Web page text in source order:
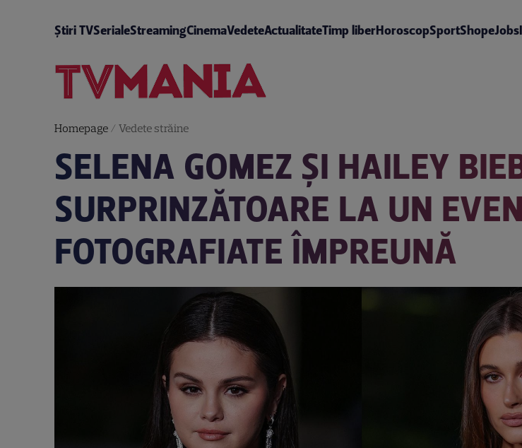
Știri TVSerialeStreamingCinemaVedeteActualitateTimp liberHoroscopSportShopeJobs
Homepage/ Vedete străine
SELENA GOMEZ ȘI HAILEY
SURPRINZĂTOARE LA UN
FOTOGRAFIATE ÎMPREUNĂ